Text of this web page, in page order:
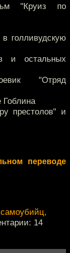
"Круиз по
голливудскую
и остальных
"Отряд
Гоблина
престолов" и
переводе
14